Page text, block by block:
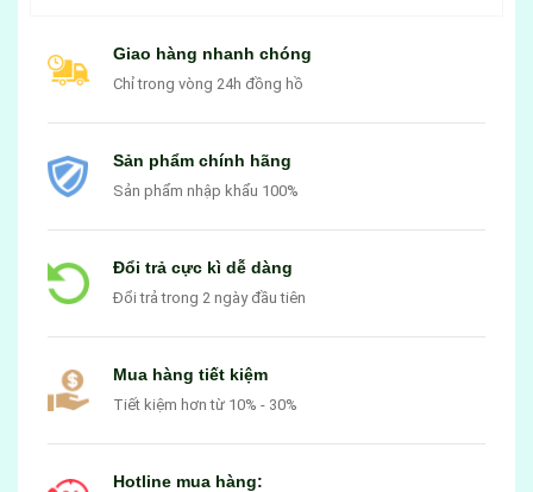
Giao hàng nhanh chóng
Chỉ trong vòng 24h đồng hồ
Sản phẩm chính hãng
Sản phẩm nhập khẩu 100%
Đổi trả cực kì dễ dàng
Đổi trả trong 2 ngày đầu tiên
Mua hàng tiết kiệm
Tiết kiệm hơn từ 10% - 30%
Hotline mua hàng: